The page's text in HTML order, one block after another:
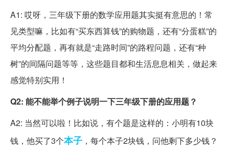
A1: 哎呀，三年级下册的数学应用题其实挺有意思的！常
见类型嘛，比如有“买东西算钱”的购物题，还有“分蛋糕”的
平均分配题，再有就是“走路时间”的路程问题，还有“种
树”的间隔问题等等，这些题目都和生活息息相关，做起来
感觉特别实用！
Q2: 能不能举个例子说明一下三年级下册的应用题？
A2: 当然可以啦！比如说，有个题是这样的：小明有10块
钱，他买了3个本子 ，每个本子2块钱，问他剩下多少钱？